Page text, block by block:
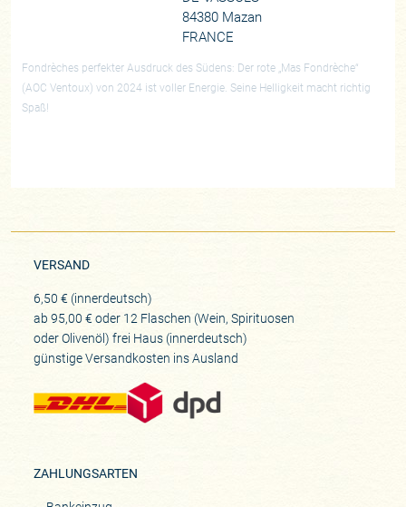
84380 Mazan
FRANCE
Fondrèches perfekter Ausdruck des Südens: Der rote „Mas Fondrèche“
(AOC Ventoux) von 2024 ist voller Energie. Seine Helligkeit macht richtig
Spaß!
VERSAND
6,50 € (innerdeutsch)
ab 95,00 € oder 12 Flaschen (Wein, Spirituosen
oder Olivenöl) frei Haus (innerdeutsch)
günstige Versandkosten ins Ausland
ZAHLUNGSARTEN